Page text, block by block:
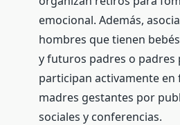
emocional. Además,
hombres que tienen
y futuros padres o padres
participan activamente en
madres gestantes por
sociales y conferencias.